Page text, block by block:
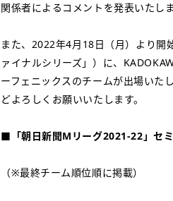
関係者によるコメントを発表いたしま
また、2022年4月18日（月）より開
ァイナルシリーズ」）に、
ーフェニックスのチームが出場いた
どよろしくお願いいたします。
■「朝日新聞Mリーグ2021-22」セ
（※最終チーム順位順に掲載）